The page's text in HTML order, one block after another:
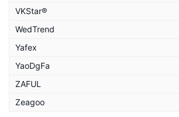
VKStar®
WedTrend
Yafex
YaoDgFa
ZAFUL
Zeagoo